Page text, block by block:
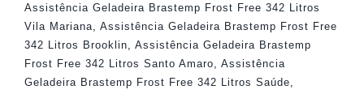
Assistência Geladeira Brastemp Frost Free 342 Litros
Vila Mariana
Assistência Geladeira Brastemp Frost Free
342 Litros Brooklin
Assistência Geladeira Brastemp
Frost Free 342 Litros Santo Amaro
Assistência
Geladeira Brastemp Frost Free 342 Litros Saúde